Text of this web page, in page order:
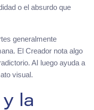
o el absurdo que
generalmente
El Creador nota algo
AI luego ayuda a
visual.
la